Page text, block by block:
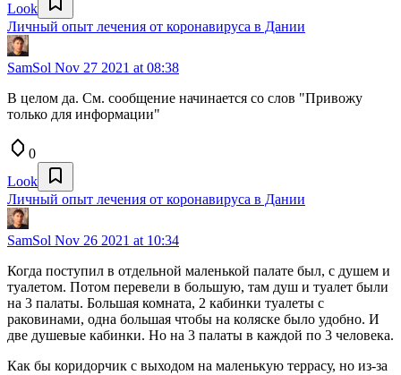
Look
Личный опыт лечения от коронавируса в Дании
SamSol Nov 27 2021 at 08:38
В целом да. См. сообщение начинается со слов "Привожу
только для информации"
0
Look
Личный опыт лечения от коронавируса в Дании
SamSol Nov 26 2021 at 10:34
Когда поступил в отдельной маленькой палате был, с душем и
туалетом. Потом перевели в большую, там душ и туалет были
на 3 палаты. Большая комната, 2 кабинки туалеты с
раковинами, одна большая чтобы на коляске было удобно. И
две душевые кабинки. Но на 3 палаты в каждой по 3 человека.
Как бы коридорчик с выходом на маленькую террасу, но из-за